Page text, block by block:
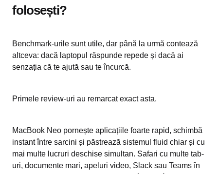
folosești?
Benchmark-urile sunt utile, dar până la urmă contează
altceva: dacă laptopul răspunde repede și dacă ai
senzația că te ajută sau te încurcă.
Primele review-uri au remarcat exact asta.
MacBook Neo pornește aplicațiile foarte rapid, schimbă
instant între sarcini și păstrează sistemul fluid chiar și cu
mai multe lucruri deschise simultan. Safari cu multe tab-
uri, documente mari, apeluri video, Slack sau Teams în